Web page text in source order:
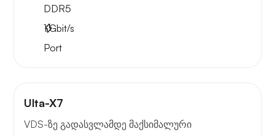
DDR5
1Gbit/s
Port
Ulta-X7
VDS-ზე გადასვლამდე მაქსიმალური